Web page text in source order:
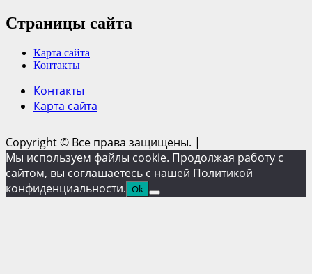
Страницы сайта
Карта сайта
Контакты
Контакты
Карта сайта
Copyright © Все права защищены. |
Мы используем файлы cookie. Продолжая работу с
сайтом, вы соглашаетесь с нашей Политикой
конфиденциальности. Ok